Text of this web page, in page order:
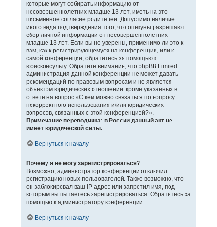
которые могут собирать информацию от
несовершеннолетних младше 13 лет, иметь на это
письменное согласие родителей. Допустимо наличие
иного вида подтверждения того, что опекуны разрешают
сбор личной информации от несовершеннолетних
младше 13 лет. Если вы не уверены, применимо ли это к
вам, как к регистрирующемуся на конференции, или к
самой конференции, обратитесь за помощью к
юрисконсульту. Обратите внимание, что phpBB Limited
администрация данной конференции не может давать
рекомендаций по правовым вопросам и не является
объектом юридических отношений, кроме указанных в
ответе на вопрос «С кем можно связаться по вопросу
некорректного использования и/или юридических
вопросов, связанных с этой конференцией?».
Примечание переводчика: в России данный акт не
имеет юридической силы..
Вернуться к началу
Почему я не могу зарегистрироваться?
Возможно, администратор конференции отключил
регистрацию новых пользователей. Также возможно, что
он заблокировал ваш IP-адрес или запретил имя, под
которым вы пытаетесь зарегистрироваться. Обратитесь за
помощью к администратору конференции.
Вернуться к началу